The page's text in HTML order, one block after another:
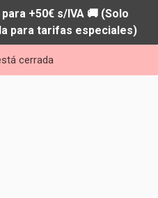
+50€ s/IVA 🚚 (Solo
para tarifas especiales)
cerrada